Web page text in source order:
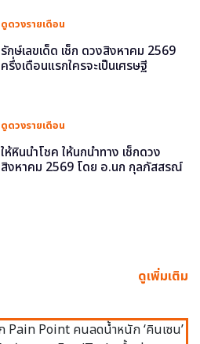
ดูดวงรายเดือน
รักษ์เลขเด็ด เช็ก ดวงสิงหาคม 2569
ครึ่งเดือนแรกใครจะเป็นเศรษฐี
ดูดวงรายเดือน
ให้หินนำโชค ให้นกนำทาง เช็กดวง
สิงหาคม 2569 โดย อ.นก กุลภัสสรณ์
ดูเพิ่มเติม